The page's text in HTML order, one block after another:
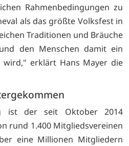
Rahmenbedingungen zu
als das größte Volksfest in
Traditionen und Bräuche
den Menschen damit ein
erklärt Hans Mayer die
ist der seit Oktober 2014
rund 1.400 Mitgliedsvereinen
eine Millionen Mitgliedern